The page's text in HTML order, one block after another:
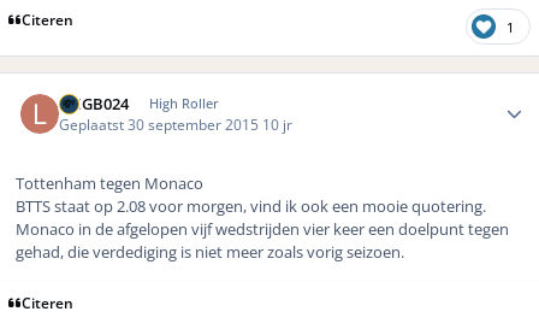
Citeren 1
LMGB024 High Roller
Geplaatst 30 september 2015 10 jr
Tottenham tegen Monaco
BTTS staat op 2.08 voor morgen, vind ik ook een mooie quotering.
Monaco in de afgelopen vijf wedstrijden vier keer een doelpunt tegen
gehad, die verdediging is niet meer zoals vorig seizoen.
Citeren